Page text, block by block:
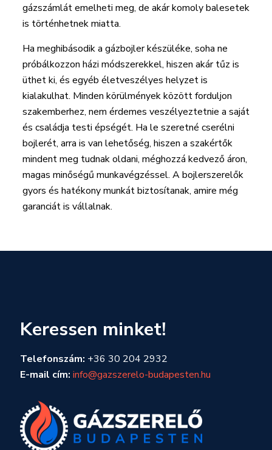
gázszámlát emelheti meg, de akár komoly balesetek
is történhetnek miatta.
Ha meghibásodik a gázbojler készüléke, soha ne
próbálkozzon házi módszerekkel, hiszen akár tűz is
üthet ki, és egyéb életveszélyes helyzet is
kialakulhat. Minden körülmények között forduljon
szakemberhez, nem érdemes veszélyeztetnie a saját
és családja testi épségét. Ha le szeretné cserélni
bojlerét, arra is van lehetőség, hiszen a szakértők
mindent meg tudnak oldani, méghozzá kedvező áron,
magas minőségű munkavégzéssel. A bojlerszerelők
gyors és hatékony munkát biztosítanak, amire még
garanciát is vállalnak.
Keressen minket!
Telefonszám: +36 30 204 2932
E-mail cím: info@gazszerelo-budapesten.hu